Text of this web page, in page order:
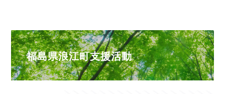
福島県浪江町支援活動